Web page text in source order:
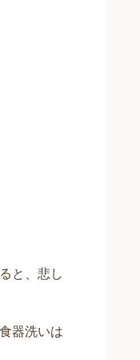
と、悲し
器洗いは